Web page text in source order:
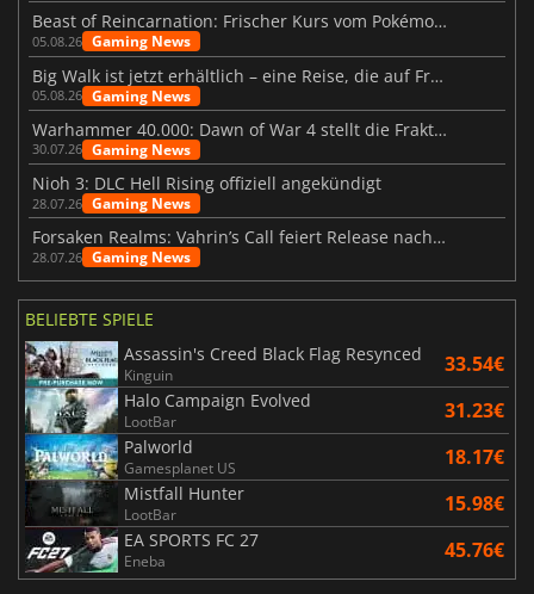
Beast of Reincarnation: Frischer Kurs vom Pokémon-Studio
05.08.26 Gaming News
Big Walk ist jetzt erhältlich – eine Reise, die auf Freundschaft basiert
05.08.26 Gaming News
Warhammer 40.000: Dawn of War 4 stellt die Fraktion der Necrons vor
30.07.26 Gaming News
Nioh 3: DLC Hell Rising offiziell angekündigt
28.07.26 Gaming News
Forsaken Realms: Vahrin’s Call feiert Release nach 10 Jahren
28.07.26 Gaming News
BELIEBTE SPIELE
Assassin's Creed Black Flag Resynced
Kinguin 33.54€
Halo Campaign Evolved
LootBar 31.23€
Palworld
Gamesplanet US 18.17€
Mistfall Hunter
LootBar 15.98€
EA SPORTS FC 27
Eneba 45.76€